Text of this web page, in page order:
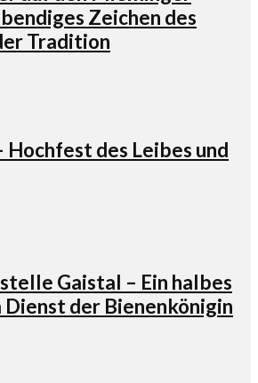
Zeichen des
Tradition
Hochfest des Leibes und
Gaistal – Ein halbes
der Bienenkönigin